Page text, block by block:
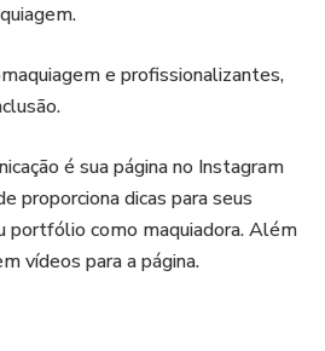
e profissionalizantes,
é sua página no Instagram
proporciona dicas para seus
portfólio como maquiadora. Além
vídeos para a página.